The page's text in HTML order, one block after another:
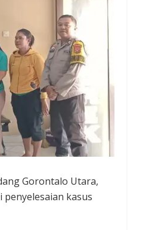
Gorontalo Utara,
penyelesaian kasus